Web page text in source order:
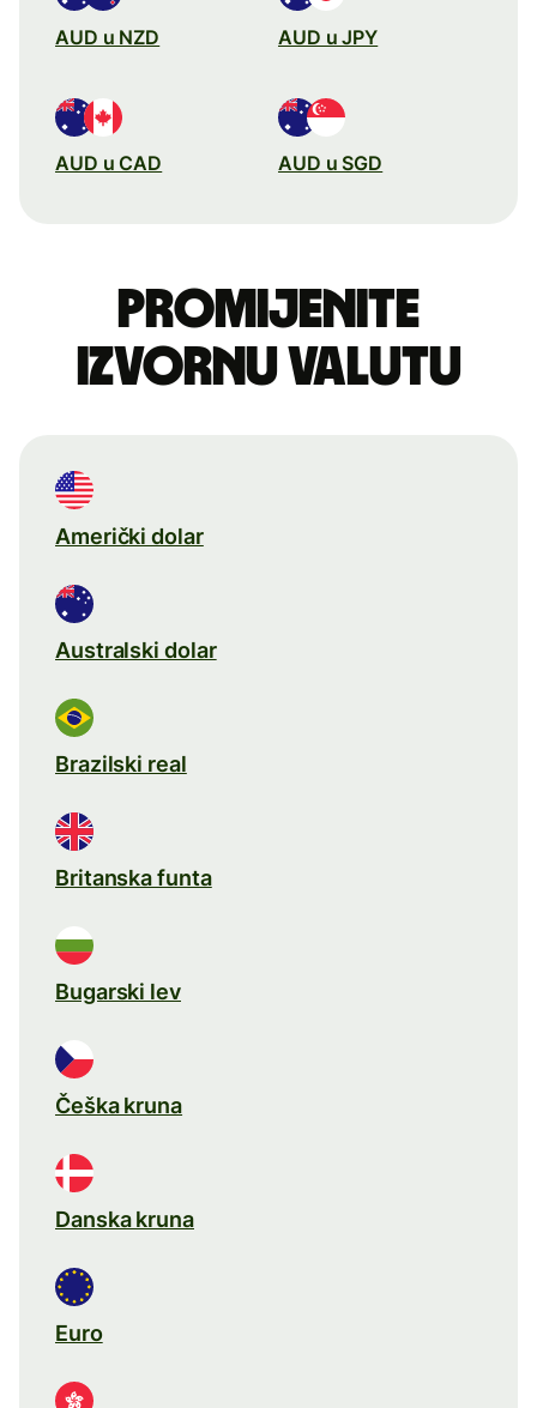
AUD u NZD AUD u JPY
AUD u CAD AUD u SGD
Promijenite
izvornu valutu
Američki dolar
Australski dolar
Brazilski real
Britanska funta
Bugarski lev
Češka kruna
Danska kruna
Euro